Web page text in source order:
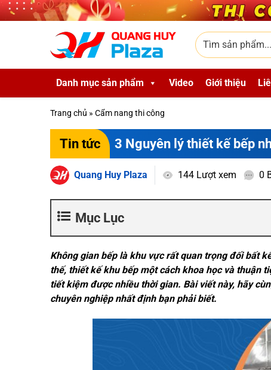
Skip to main content
Tìm sản phẩm
Danh mục sản phẩm Video Giới thiệu
Trang chủ » Cẩm nang thi công
Tin tức 3 Nguyên lý thiết kế bếp
Quang Huy Plaza 144 Lượt xem 0
Mục Lục
Không gian bếp là khu vực rất quan trọng đối bất
thế, thiết kế khu bếp một cách khoa học và thuận
tiết kiệm được nhiều thời gian. Bài viết này, hãy
chuyên nghiệp nhất định bạn phải biết.